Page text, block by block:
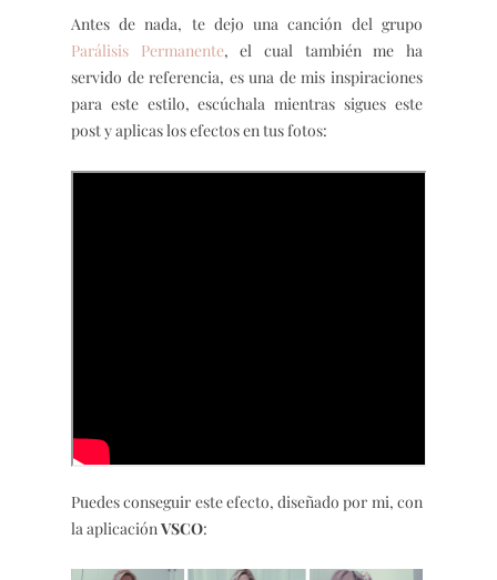
Antes de nada, te dejo una canción del grupo
Parálisis Permanente, el cual también me ha
servido de referencia, es una de mis inspiraciones
para este estilo, escúchala mientras sigues este
post y aplicas los efectos en tus fotos:
Puedes conseguir este efecto, diseñado por mi, con
la aplicaciónVSCO: